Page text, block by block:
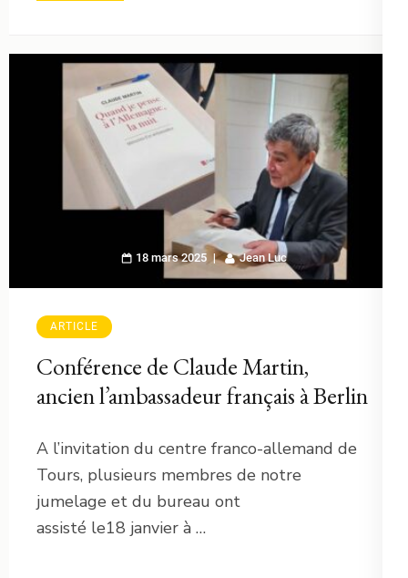
18 mars 2025 Jean Luc
ARTICLE
Conférence de Claude Martin,
ancien l’ambassadeur français à Berlin
A l’invitation du centre franco-allemand de
Tours, plusieurs membres de notre
jumelage et du bureau ont
assisté le18 janvier à …